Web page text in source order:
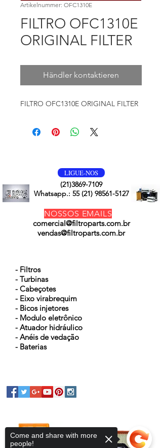
Artikelnummer: OFC1310E
FILTRO OFC1310E
ORIGINAL FILTER
Händler kontaktieren
FILTRO OFC1310E ORIGINAL FILTER
LIGUE-NOS
(21)3869-7109
Whatsapp.: 55 (21) 98561-5127
NOSSOS EMAILS
comercial@filtroparts.com.br
vendas@filtroparts.com.br
- Filtros
- Turbinas
- Cabeçotes
- Eixo virabrequim
- Bicos injetores
- Modulo eletrônico
- Atuador hidráulico
- Anéis de vedação
- Baterias
Come and share with more
people!